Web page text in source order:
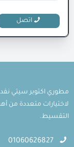
اتصل
مطوري اكتوبر سيتي
لاختيارات متعددة من
التقسيط.
01060626827